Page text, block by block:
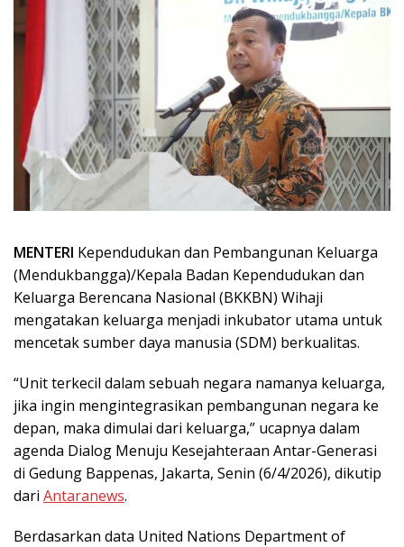
MENTERI Kependudukan dan Pembangunan Keluarga
(Mendukbangga)/Kepala Badan Kependudukan dan
Keluarga Berencana Nasional (BKKBN) Wihaji
mengatakan keluarga menjadi inkubator utama untuk
mencetak sumber daya manusia (SDM) berkualitas.
“Unit terkecil dalam sebuah negara namanya keluarga,
jika ingin mengintegrasikan pembangunan negara ke
depan, maka dimulai dari keluarga,” ucapnya dalam
agenda Dialog Menuju Kesejahteraan Antar-Generasi
di Gedung Bappenas, Jakarta, Senin (6/4/2026), dikutip
dari Antaranews.
Berdasarkan data United Nations Department of